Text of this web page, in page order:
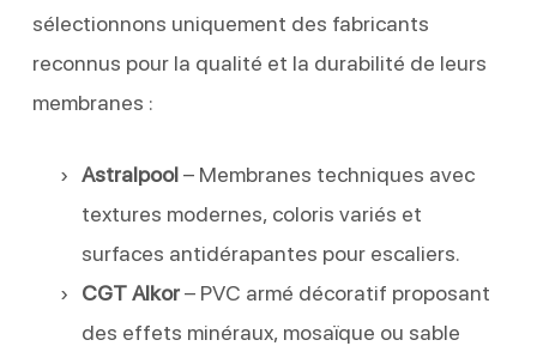
sélectionnons uniquement des fabricants
reconnus pour la qualité et la durabilité de leurs
membranes :
Astralpool– Membranes techniques avec
textures modernes, coloris variés et
surfaces antidérapantes pour escaliers.
CGT Alkor– PVC armé décoratif proposant
des effets minéraux, mosaïque ou sable